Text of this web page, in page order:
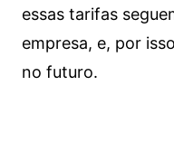
essas tarifas
empresa, e, por
no futuro.